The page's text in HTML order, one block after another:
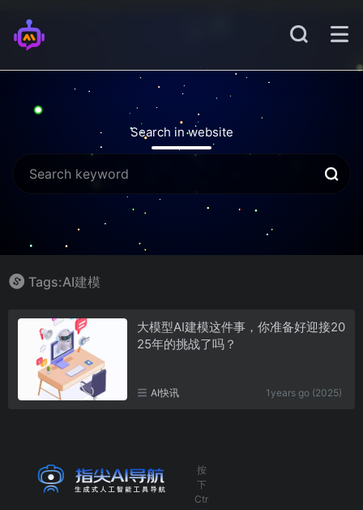
Search in website
Tags:AI建模
大模型AI建模这件事，你准备好迎接20
25年的挑战了吗？
AI快讯 1years go (2025)
按
下
Ctr